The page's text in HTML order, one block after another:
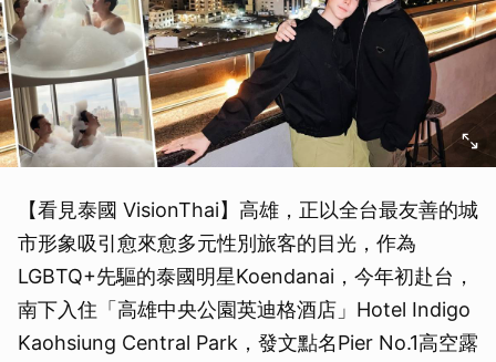
【看見泰國 VisionThai】高雄，正以全台最友善的城
市形象吸引愈來愈多元性別旅客的目光，作為
LGBTQ+先驅的泰國明星Koendanai，今年初赴台，
南下入住「高雄中央公園英迪格酒店」Hotel Indigo
Kaohsiung Central Park，發文點名Pier No.1高空露